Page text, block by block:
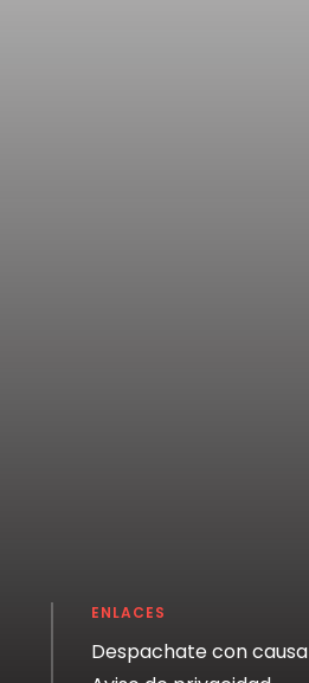
ENLACES
Despachate con causa